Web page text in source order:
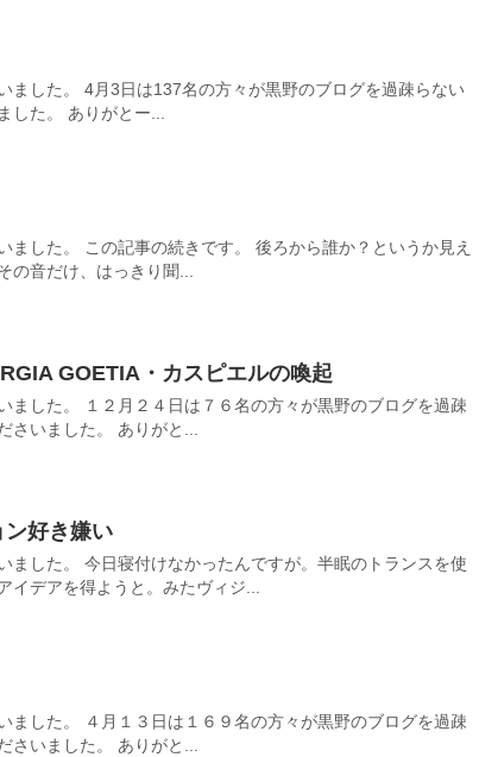
ました。 4月3日は137名の方々が黒野のブログを過疎らない
した。 ありがとー...
ました。 この記事の続きです。 後ろから誰か？というか見え
の音だけ、はっきり聞...
GOETIA・カスピエルの喚起
ました。 １２月２４日は７６名の方々が黒野のブログを過疎
さいました。 ありがと...
好き嫌い
ました。 今日寝付けなかったんですが。半眠のトランスを使
イデアを得ようと。みたヴィジ...
ました。 ４月１３日は１６９名の方々が黒野のブログを過疎
さいました。 ありがと...